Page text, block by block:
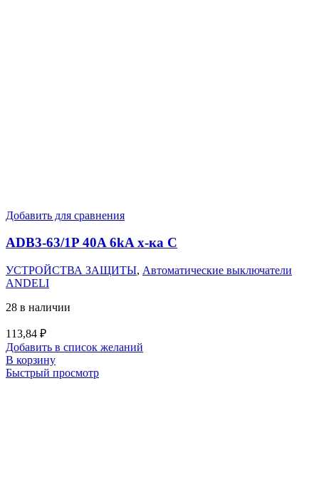
Добавить для сравнения
ADB3-63/1P 40A 6kA х-ка C
УСТРОЙСТВА ЗАЩИТЫ, Автоматические выключатели
ANDELI
28 в наличии
113,84 ₽
Добавить в список желаний
В корзину
Быстрый просмотр